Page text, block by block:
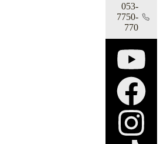
053-
7750-
770